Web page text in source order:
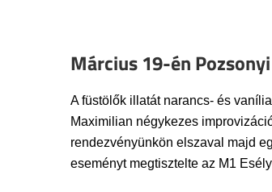
Március 19-én
A füstölők illatát narancs- és
Maximilian négykezes
rendezvényünkön elszaval majd
eseményt megtisztelte az M1